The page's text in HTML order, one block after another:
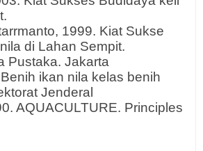
1999. Kiat Sukse
di Lahan Sempit.
Pustaka. Jakarta
ikan nila kelas benih
Jenderal
AQUACULTURE. Principles